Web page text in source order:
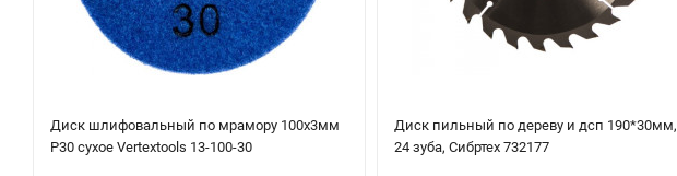
Диск шлифовальный по мрамору 100х3мм
Р30 сухое Vertextools 13-100-30
Диск пильный по дереву и дсп 190*30мм,
24 зуба, Сибртех 732177